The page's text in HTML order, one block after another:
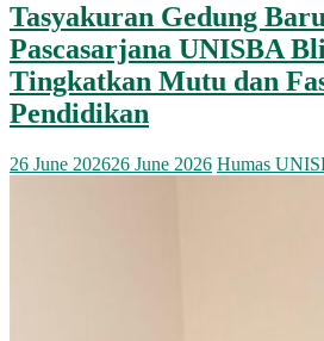
Tasyakuran Gedung
Pascasarjana UNISBA
Tingkatkan Mutu dan
Pendidikan
26 June 202626 June 2026 Humas